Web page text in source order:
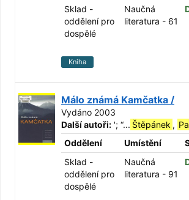
Sklad -
oddělení pro
dospělé
Naučná
literatura - 61
Kniha
Málo známá Kamčatka /
Vydáno 2003
Další autoři: '; “... Štěpánek ,
Oddělení
Umístění
Sklad -
oddělení pro
dospělé
Naučná
literatura - 91